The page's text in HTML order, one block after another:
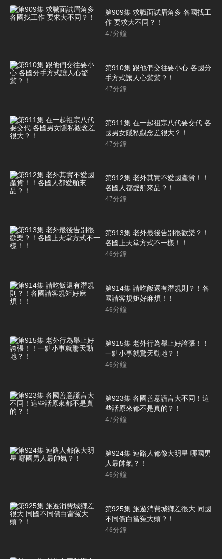
第909集 求職面試眉角多 各國找工
作 要求大不同？！
47分鐘
第910集 跟他們交往要小心 各國分
手方式讓人心驚驚？！
47分鐘
第911集 在一起祖宗八代要交代 各
國男女隱私觀念差很大？！
47分鐘
第912集 老外其實不愛國產貨！！
各國人都愛舶來品？！
47分鐘
第913集 老外最後告別很歡樂？！
各國上天堂方式不一樣！！
46分鐘
第914集 請吃飯還有潛規則？！各
國請客規矩好麻煩！！
46分鐘
第915集 老外行為舉止好誇張！！
一點小事就驚天動地？！
46分鐘
第923集 各國善意謊言大不同！這
些話原來都不是真的？！
47分鐘
第924集 連路人都像大明星 哪國男
人最帥氣？！
46分鐘
第925集 旅遊消費城鄉差很大 同國
不同價白當冤大頭？！
46分鐘